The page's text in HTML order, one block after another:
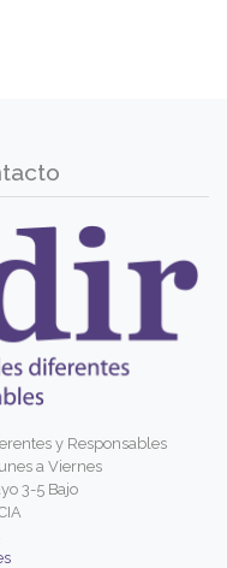
y Responsables
a Viernes
3-5 Bajo